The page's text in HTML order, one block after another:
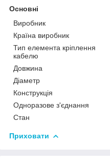
Основні
Виробник
Країна виробник
Тип елемента кріплення
кабелю
Довжина
Діаметр
Конструкція
Одноразове з'єднання
Стан
Приховати